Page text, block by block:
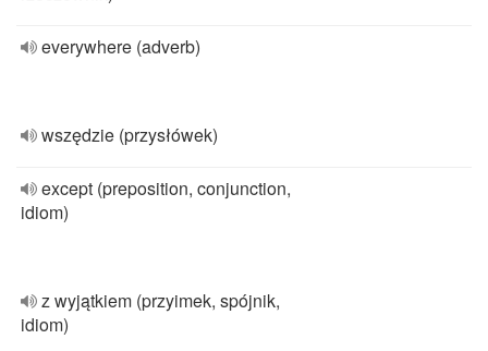
everywhere (adverb)
wszędzie (przysłówek)
except (preposition, conjunction,
idiom)
z wyjątkiem (przyimek, spójnik,
idiom)